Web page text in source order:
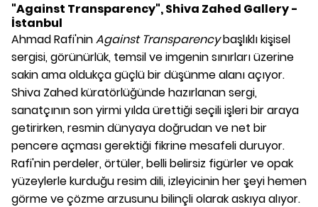
"Against Transparency", Shiva Zahed Gallery -
İstanbul
Ahmad Rafi'ninAgainst Transparencybaşlıklı kişisel
sergisi, görünürlük, temsil ve imgenin sınırları üzerine
sakin ama oldukça güçlü bir düşünme alanı açıyor.
Shiva Zahed küratörlüğünde hazırlanan sergi,
sanatçının son yirmi yılda ürettiği seçili işleri bir araya
getirirken, resmin dünyaya doğrudan ve net bir
pencere açması gerektiği fikrine mesafeli duruyor.
Rafi'nin perdeler, örtüler, belli belirsiz figürler ve opak
yüzeylerle kurduğu resim dili, izleyicinin her şeyi hemen
görme ve çözme arzusunu bilinçli olarak askıya alıyor.